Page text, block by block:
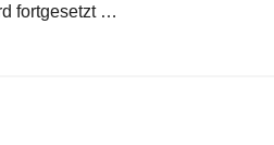
fortgesetzt …